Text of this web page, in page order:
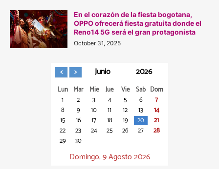
En el corazón de la fiesta bogotana,
OPPO ofrecerá fiesta gratuita donde el
Reno14 5G será el gran protagonista
October 31, 2025
Junio 2026
Lun Mar Mie Jue Vie Sab Dom
1
2 3 4 5 6
7
8
9 10 11 12 13
14
15
16 17 18 19 20
21
22
23 24 25 26 27
28
29
30
Domingo, 9 Agosto 2026